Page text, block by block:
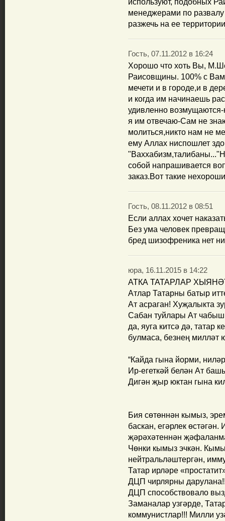
используют, подобных
менеджерами по
разжечь на ее
Гость, 07.11.2012 в 16:24
Хорошо что хоть Вы,
Раисовщины. 100% с
мечети и в городе,и в
и когда им начинаешь
удивленно
я им отвечаю-Сам не
молиться,никто нам не
ему Аллах ниспошлет
собой напрашивается
заказ.Вот такие
Гость, 08.11.2012 в 08:51
Если аллах хочет
Без ума человек
бред шизофреника нет
юра, 16.11.2015 в 14:22
АТКА ТАТАРЛАР
Атлар Татарны батыр
Ат асраган! Хуҗалыкта
Сабан туйлары Ат
да, яуга китсә дә, татар
булмаса, безнең милләт
“Кайда гына йорми,
Ир-егеткәй белән Ат
Дигән җыр юктан гына
Бия сөтөннән кымыз,
баскан, егәрлек
җәрәхәтеннән
Чөнки кымыз эчкән.
нейтральләштергән,
Татар ирләре
ДЦП чирлярны
ДЦП способствовало
Заманалар узгәрде,
коммунистлар!!! Милли